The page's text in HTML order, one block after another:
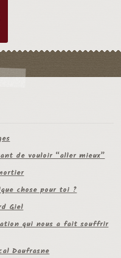
de vouloir “aller mieux”
chose pour toi ?
Giel
qui nous a fait souffrir
Daufrasne